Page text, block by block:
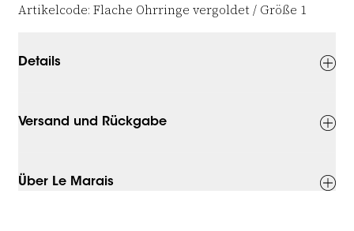
Artikelcode: Flache Ohrringe vergoldet / Größe 1
Details
Versand und Rückgabe
Über Le Marais